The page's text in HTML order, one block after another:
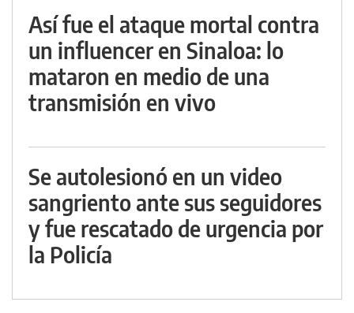
Así fue el ataque mortal contra
un influencer en Sinaloa: lo
mataron en medio de una
transmisión en vivo
Se autolesionó en un video
sangriento ante sus seguidores
y fue rescatado de urgencia por
la Policía